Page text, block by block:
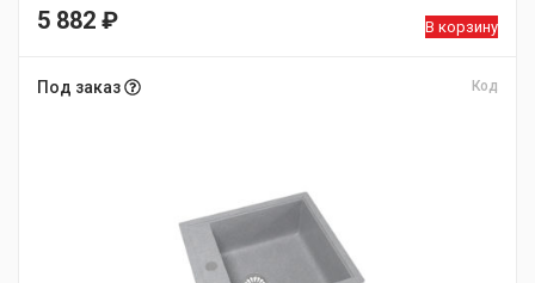
5 882 ₽ В корзину
Под заказ Код